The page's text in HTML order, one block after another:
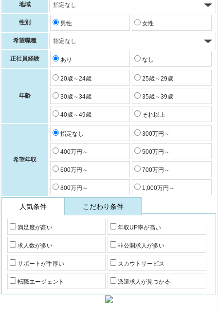
地域
性別 男性 女性
希望職種
正社員経験 あり なし
年齢
20歳～24歳 25歳～29歳
30歳～34歳 35歳～39歳
40歳～49歳 それ以上
希望年収
指定なし 300万円～
400万円～ 500万円～
600万円～ 700万円～
800万円～ 1,000万円～
人気条件 こだわり条件
満足度が高い 年収UP率が高い
求人数が多い 非公開求人が多い
サポートが手厚い スカウトサービス
転職エージェント 派遣求人が見つかる